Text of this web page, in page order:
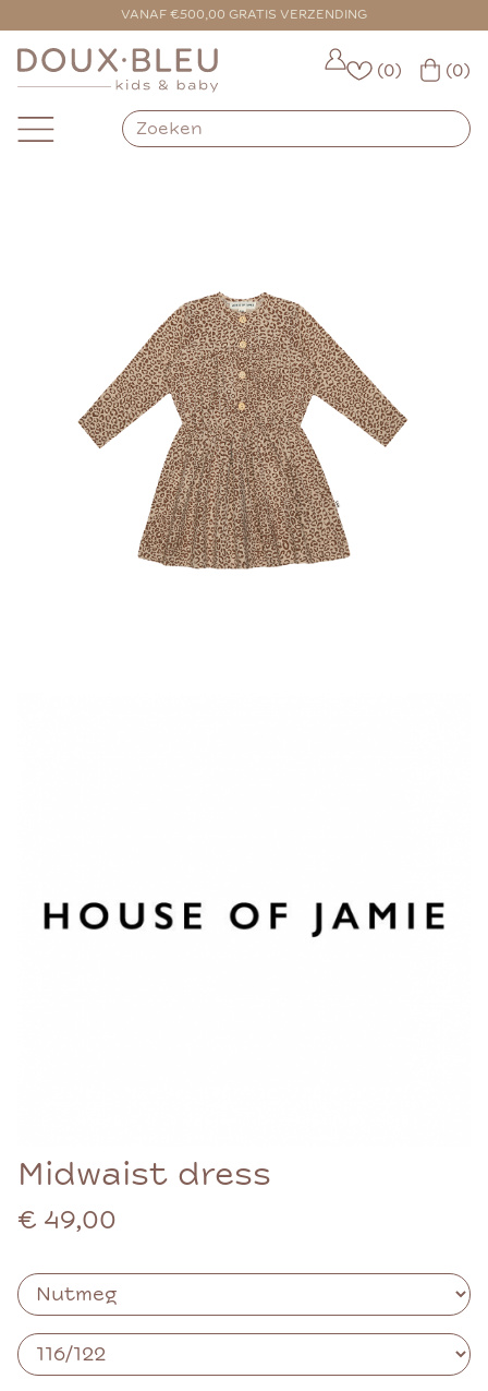
VANAF €500,00 GRATIS VERZENDING
VOOR 16:00 BESTELD = VANDAAG VERZONDEN
(0) (0)
Midwaist dress
€ 49,00